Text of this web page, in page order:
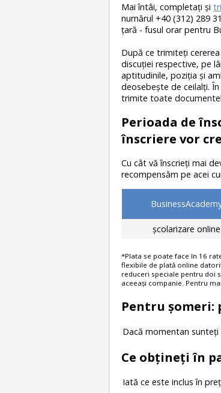
Mai întâi, completaţi şi
numărul +40 (312) 289
ţară - fusul orar pentru
După ce trimiteţi
discuţiei respective, pe
aptitudinile, poziţia şi
deosebeşte de ceilalţi.
trimite toate
Perioada de
înscriere vor
Cu cât vă înscrieţi mai
recompensăm pe acei
școlarizare online
*Plata se poate face în 16
flexibile de plată online
reduceri speciale pentru doi
aceeași companie. Pentru
Pentru șomeri:
Dacă momentan sunteți
Ce obţineţi în
Iată ce este inclus în